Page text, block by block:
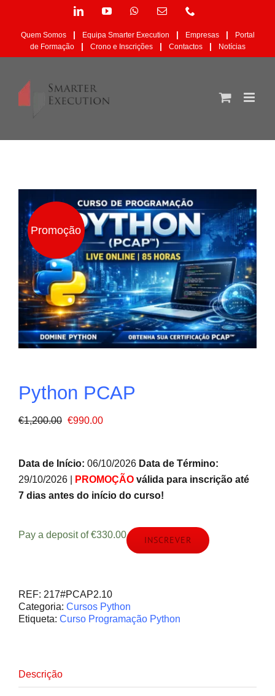
content
LinkedInYouTubeWhatsAppEmail
mas
não
publicado)
Quem Somos | Equipa Smarter Execution | Empresas |
Portal
de Formação
| Crono e Inscrições | Contactos | Notícias
Promoção
Python PCAP
€1,200.00 O
era:
€1,200.00.
€990.00O
é:
€990.00.
Data de Início: 06/10/2026 Data de Término:
29/10/2026 |
PROMOÇÃO válida para inscrição até
7 dias antes do início do curso!
Pay a deposit of€330.00 INSCREVER
REF: 217#PCAP2.10
Categoria: Cursos Python
Etiqueta: Curso Programação Python
Descrição